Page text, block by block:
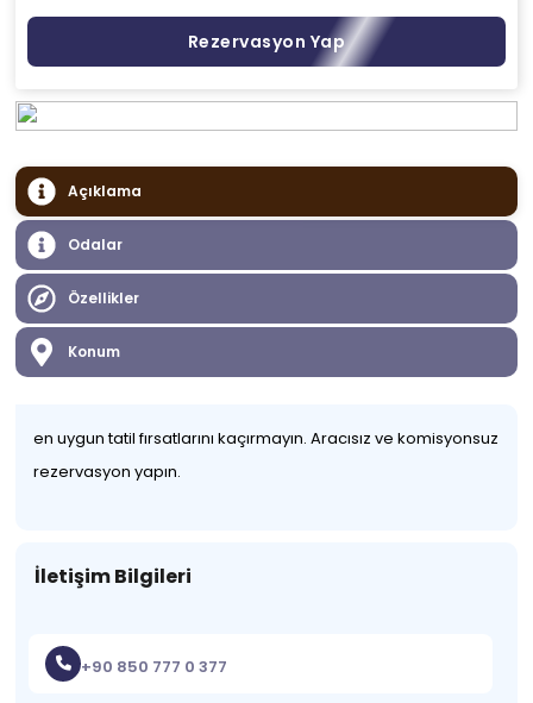
Rezervasyon Yap
Açıklama
Odalar
Özellikler
Konum
en uygun tatil fırsatlarını kaçırmayın. Aracısız ve komisyonsuz
rezervasyon yapın.
İletişim Bilgileri
+90 850 777 0 377